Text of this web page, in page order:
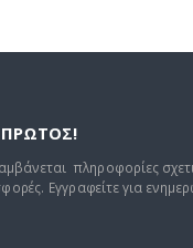
πληροφορίες
Εγγραφείτε για